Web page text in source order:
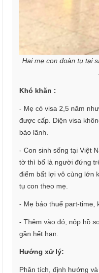
Hai mẹ con đoàn tụ tại
Khó khăn :
- Mẹ có visa 2,5 năm
được cấp. Diện visa
bảo lãnh.
- Con sinh sống tại Việt
tờ thì bố là người đứng
điểm bất lợi vô cùng lớn
tụ con theo mẹ.
- Mẹ báo thuế part-time,
- Thêm vào đó, nộp hồ
gần hết hạn.
Hướng xử lý:
Phân tích, định hướng